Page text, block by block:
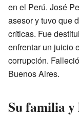
en el Perú. José
asesor y tuvo que
críticas. Fue
enfrentar un juicio
corrupción.
Buenos Aires.
Su familia